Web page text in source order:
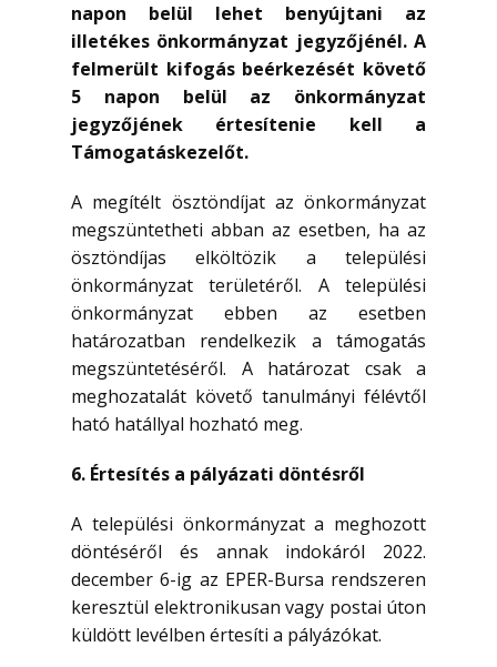
napon belül lehet benyújtani az
illetékes önkormányzat jegyzőjénél. A
felmerült kifogás beérkezését követő
5 napon belül az önkormányzat
jegyzőjének értesítenie kell a
Támogatáskezelőt.
A megítélt ösztöndíjat az önkormányzat
megszüntetheti abban az esetben, ha az
ösztöndíjas elköltözik a települési
önkormányzat területéről. A települési
önkormányzat ebben az esetben
határozatban rendelkezik a támogatás
megszüntetéséről. A határozat csak a
meghozatalát követő tanulmányi félévtől
ható hatállyal hozható meg.
6. Értesítés a pályázati döntésről
A települési önkormányzat a meghozott
döntéséről és annak indokáról 2022.
december 6-ig az EPER-Bursa rendszeren
keresztül elektronikusan vagy postai úton
küldött levélben értesíti a pályázókat.